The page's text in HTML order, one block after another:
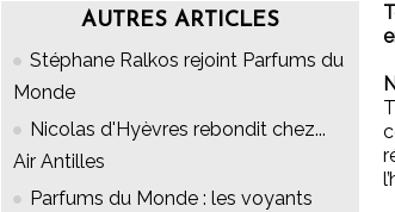
AUTRES ARTICLES
Stéphane Ralkos rejoint Parfums du
Monde
Nicolas d'Hyèvres rebondit chez...
Air Antilles
Parfums du Monde : les voyants